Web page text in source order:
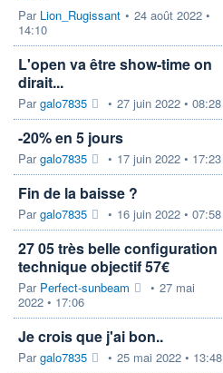
Par Lion_Rugissant • 24 août 2022 •
14:10
L'open va être show-time on
dirait...
Pargalo7835 • 27 juin 2022 • 08:28
-20% en 5 jours
Pargalo7835 • 17 juin 2022 • 17:23
Fin de la baisse ?
Pargalo7835 • 16 juin 2022 • 07:58
27 05 très belle configuration
technique objectif 57€
Par Perfect-sunbeam • 27 mai
2022 • 17:06
Je crois que j'ai bon..
Pargalo7835 • 25 mai 2022 • 13:48